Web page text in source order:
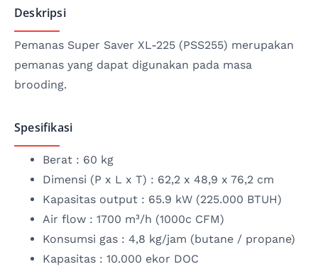
Deskripsi
Pemanas Super Saver XL-225 (PSS255) merupakan
pemanas yang dapat digunakan pada masa
brooding.
Spesifikasi
Berat : 60 kg
Dimensi (P x L x T) : 62,2 x 48,9 x 76,2 cm
Kapasitas output : 65.9 kW (225.000 BTUH)
Air flow : 1700 m³/h (1000c CFM)
Konsumsi gas : 4,8 kg/jam (butane / propane)
Kapasitas : 10.000 ekor DOC